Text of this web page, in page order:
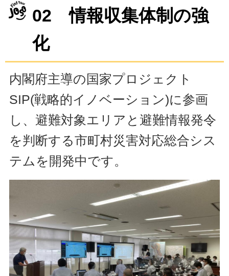
02 情報収集体制の強
化
内閣府主導の国家プロジェクト
SIP(戦略的イノベーション)に参画
し、避難対象エリアと避難情報発令
を判断する市町村災害対応総合シス
テムを開発中です。